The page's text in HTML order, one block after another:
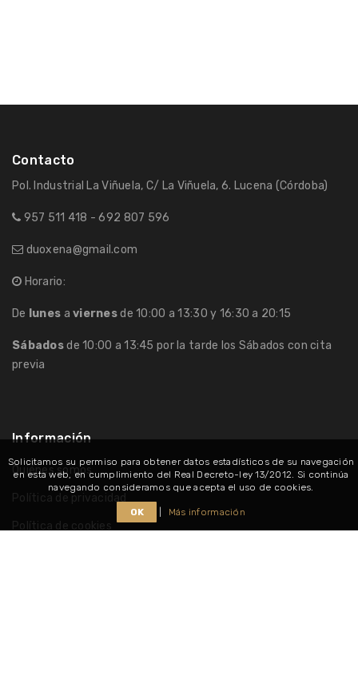
Contacto
Pol. Industrial La Viñuela, C/ La Viñuela, 6. Lucena (Córdoba)
957 511 418 - 692 807 596
duoxena@gmail.com
Horario:
De lunes aviernesde 10:00 a 13:30 y 16:30 a 20:15
Sábadosde 10:00 a 13:45 por la tarde los Sábados con cita
previa
Información
Quiénes somos
Política de privacidad
Política de cookies
Solicitamos su permiso para obtener datos estadísticos de su navegación
en esta web, en cumplimiento del Real Decreto-ley 13/2012. Si continúa
navegando consideramos que acepta el uso de cookies.
OK Más información